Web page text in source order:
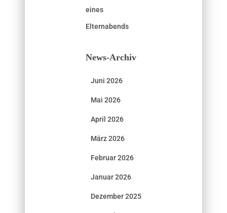
eines
Elternabends
News-Archiv
Juni 2026
Mai 2026
April 2026
März 2026
Februar 2026
Januar 2026
Dezember 2025